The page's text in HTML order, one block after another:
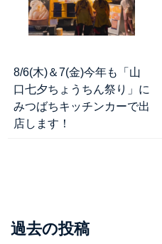
8/6(木)＆7(金)今年も「山
口七夕ちょうちん祭り」に
みつばちキッチンカーで出
店します！
過去の投稿